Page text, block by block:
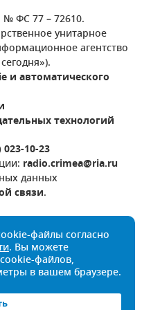
№ ФС 77 – 72610.
унитарное
агентство
и автоматического
технологий
023-10-23
radio.crimea@ria.ru
данных
связи.
файлы согласно
. Вы можете
файлов,
в вашем браузере.